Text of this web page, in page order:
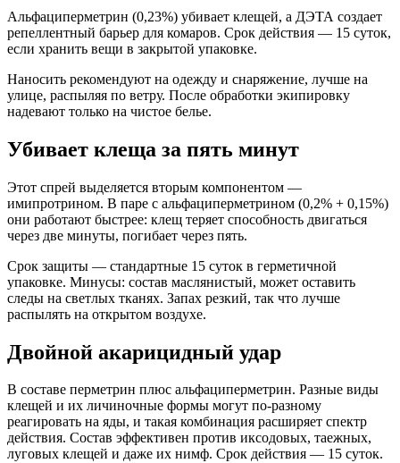
Альфациперметрин (0,23%) убивает клещей, а ДЭТА создает
репеллентный барьер для комаров. Срок действия — 15 суток,
если хранить вещи в закрытой упаковке.
Наносить рекомендуют на одежду и снаряжение, лучше на
улице, распыляя по ветру. После обработки экипировку
надевают только на чистое белье.
Убивает клеща за пять минут
Этот спрей выделяется вторым компонентом —
имипротрином. В паре с альфациперметрином (0,2% + 0,15%)
они работают быстрее: клещ теряет способность двигаться
через две минуты, погибает через пять.
Срок защиты — стандартные 15 суток в герметичной
упаковке. Минусы: состав маслянистый, может оставить
следы на светлых тканях. Запах резкий, так что лучше
распылять на открытом воздухе.
Двойной акарицидный удар
В составе перметрин плюс альфациперметрин. Разные виды
клещей и их личиночные формы могут по-разному
реагировать на яды, и такая комбинация расширяет спектр
действия. Состав эффективен против иксодовых, таежных,
луговых клещей и даже их нимф. Срок действия — 15 суток.